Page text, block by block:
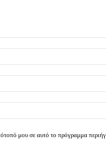
μου σε αυτό το πρόγραμμα